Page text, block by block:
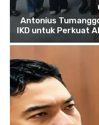
Antonius
IKD untuk Perkuat